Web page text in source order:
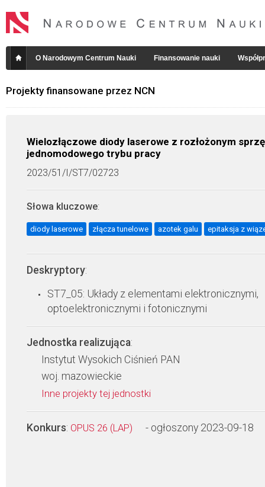
O Narodowym Centrum Nauki Finansowanie nauki
Projekty finansowane przez NCN
Wielozłączowe diody laserowe z rozłożonym
jednomodowego trybu pracy
2023/51/I/ST7/02723
Słowa kluczowe:
diody laserowe złącza tunelowe azotek galu epitaksja z
Deskryptory:
ST7_05: Układy z elementami elektronicznymi,
optoelektronicznymi i fotonicznymi
Jednostka realizująca:
Instytut Wysokich Ciśnień PAN
woj. mazowieckie
Inne projekty tej jednostki
Konkurs: OPUS 26 (LAP) - ogłoszony 2023-09-18